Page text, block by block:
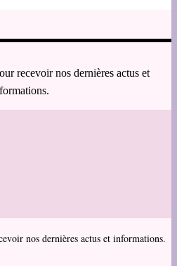
recevoir nos dernières actus et
nos dernières actus et informations.